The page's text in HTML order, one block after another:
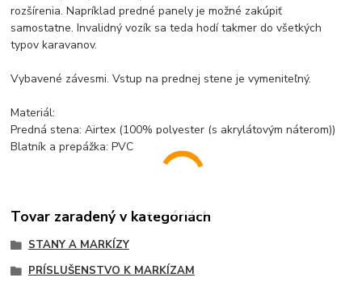
rozšírenia. Napríklad predné panely je možné zakúpiť
samostatne. Invalidný vozík sa teda hodí takmer do všetkých
typov karavanov.
Vybavené závesmi. Vstup na prednej stene je vymeniteľný.
Materiál:
Predná stena: Airtex (100% polyester (s akrylátovým náterom))
Blatník a prepážka: PVC
Tovar zaradený v kategóriách
STANY A MARKÍZY
PRÍSLUŠENSTVO K MARKÍZAM